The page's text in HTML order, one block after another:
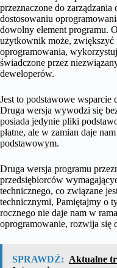
przeznaczone do
dostosowaniu
dowolny element programu.
użytkownik może, zwiększyć
oprogramowania,
świadczone przez
deweloperów.
Jest to podstawowe wsparcie
Druga wersja wywodzi się
posiada jedynie pliki
płatne, ale w zamian daje
podstawowym.
Druga wersja programu
przedsiębiorców
technicznego, co związane
technicznymi, Pamiętajmy o
rocznego nie daje nam w
oprogramowanie, rozwija się
SPRAWDŹ: Aktualne